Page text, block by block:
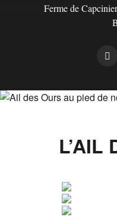
Ferme de
L’AIL